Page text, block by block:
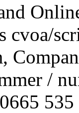
cvoa/
/
535